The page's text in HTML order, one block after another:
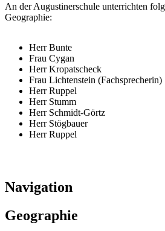
An der Augustinerschule unterrichten
Geographie:
Herr Bunte
Frau Cygan
Herr Kropatscheck
Frau Lichtenstein (Fachsprecherin)
Herr Ruppel
Herr Stumm
Herr Schmidt-Görtz
Herr Stögbauer
Herr Ruppel
Navigation
Geographie